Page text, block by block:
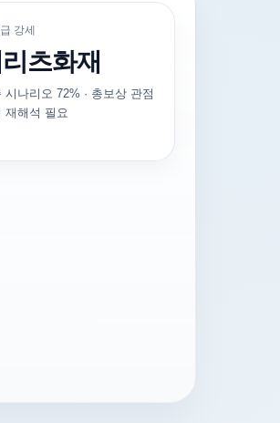
강세
츠화재
시나리오 72% · 총보상 관점
재해석 필요